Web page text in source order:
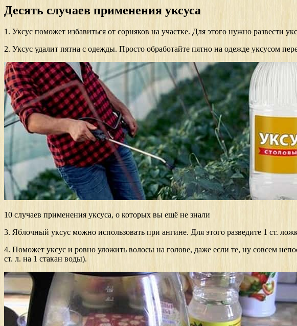
Десять случаев применения уксуса
1. Уксус поможет избавиться от сорняков на участке. Для этого нужно развести
2. Уксус удалит пятна с одежды. Просто обработайте пятно на одежде уксусом
10 случаев применения уксуса, о которых вы ещё не знали
3. Яблочный уксус можно использовать при ангине. Для этого разведите 1 ст.
4. Поможет уксус и ровно уложить волосы на голове, даже если те, ну совсем
ст. л. на 1 стакан воды).